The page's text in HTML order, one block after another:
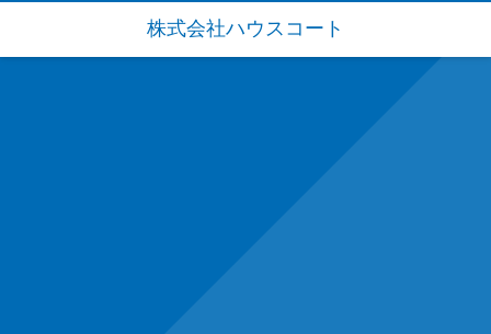
株式会社ハウスコート